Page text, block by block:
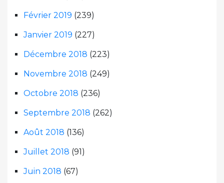
Février 2019 (239)
Janvier 2019 (227)
Décembre 2018 (223)
Novembre 2018 (249)
Octobre 2018 (236)
Septembre 2018 (262)
Août 2018 (136)
Juillet 2018 (91)
Juin 2018 (67)